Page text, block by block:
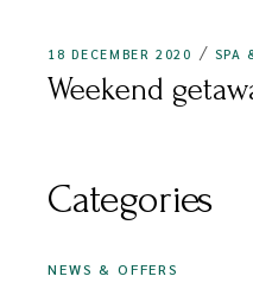
18 DECEMBER 2020 SPA
Weekend
Categories
NEWS & OFFERS